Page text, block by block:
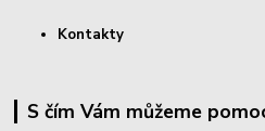
Kontakty
S čím Vám můžeme